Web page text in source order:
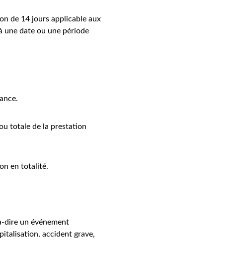
de 14 jours applicable aux
une date ou une période
totale de la prestation
en totalité.
dire un événement
accident grave,